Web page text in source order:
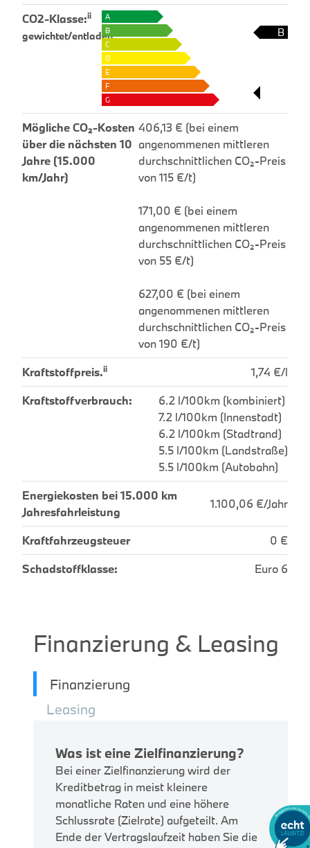
CO2-Klasse:ii
gewichtet/entladen
A
B
C
D
E
F
G
B
Mögliche CO₂-Kosten
über die nächsten 10
Jahre (15.000
km/Jahr)
406,13 € (bei einem
angenommenen mittleren
durchschnittlichen CO₂-Preis
von 115 €/t)
171,00 € (bei einem
angenommenen mittleren
durchschnittlichen CO₂-Preis
von 55 €/t)
627,00 € (bei einem
angenommenen mittleren
durchschnittlichen CO₂-Preis
von 190 €/t)
Kraftstoffpreis.ii
1,74 €/l
Kraftstoffverbrauch:
6.2 l/100km (kombiniert)
7.2 l/100km (Innenstadt)
6.2 l/100km (Stadtrand)
5.5 l/100km (Landstraße)
5.5 l/100km (Autobahn)
Energiekosten bei 15.000 km
Jahresfahrleistung
1.100,06 €/Jahr
Kraftfahrzeugsteuer
0 €
Schadstoffklasse:
Euro 6
Finanzierung & Leasing
Finanzierung
Leasing
Was ist eine Zielfinanzierung?
Bei einer Zielfinanzierung wird der
Kreditbetrag in meist kleinere
monatliche Raten und eine höhere
Schlussrate (Zielrate) aufgeteilt. Am
Ende der Vertragslaufzeit haben Sie die